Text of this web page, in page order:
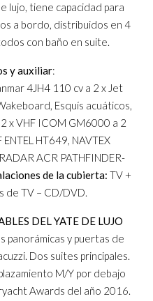
lujo, tiene capacidad para
a bordo, distribuidos en 4
con baño en suite.
y auxiliar:
4JH4 110 cv a 2 x Jet
Esquís acuáticos,
2 x VHF ICOM GM6000 a 2
ENTEL HT649, NAVTEX
ACR PATHFINDER-
de la cubierta: TV +
de TV – CD/DVD.
DEL YATE DE LUJO
panorámicas y puertas de
Dos suites principales.
M/Y por debajo
Awards del año 2016.